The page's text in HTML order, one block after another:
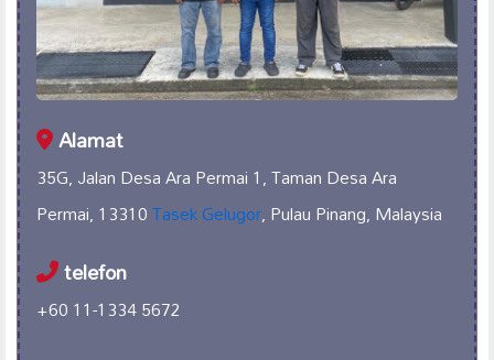
Alamat
35G, Jalan Desa Ara Permai 1, Taman Desa Ara
Permai, 13310Tasek Gelugor, Pulau Pinang, Malaysia
telefon
+60 11-1334 5672